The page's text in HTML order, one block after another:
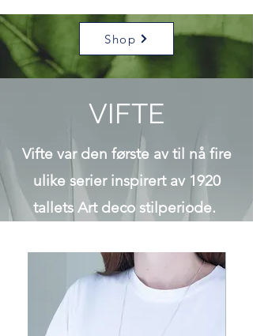
Shop
VIFTE
Vifte var den første av til nå fire
ulike serier inspirert av 1920
tallets Art deco stilperiode.